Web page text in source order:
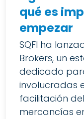
qué es
empezar
SQFI ha
Brokers, un
dedicado
involucradas
facilitación
mercancías